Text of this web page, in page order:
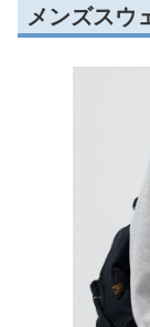
メンズスウ